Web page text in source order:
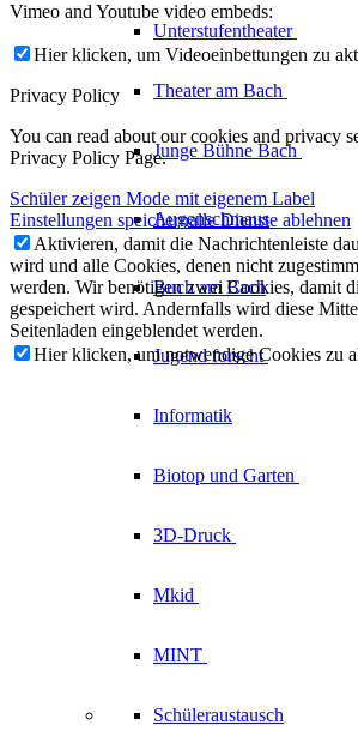
Unterstufentheater
Theater am Bach
Junge Bühne Bach
Augenschmaus
Buch am Bach
Jugend forscht
Informatik
Biotop und Garten
3D-Druck
Mkid
MINT
Schüleraustausch
Vimeo and Youtube video embeds:
Hier klicken, um Videoeinbettungen zu
Privacy Policy
You can read about our cookies and privacy
Privacy Policy Page.
Schüler zeigen Mode mit eigenem Label
Einstellungen speichernalle Dienste ablehnen
Aktivieren, damit die Nachrichtenleiste
wird und alle Cookies, denen nicht
werden. Wir benötigen zwei Cookies, damit
gespeichert wird. Andernfalls wird diese
Seitenladen eingeblendet werden.
Hier klicken, um notwendige Cookies zu